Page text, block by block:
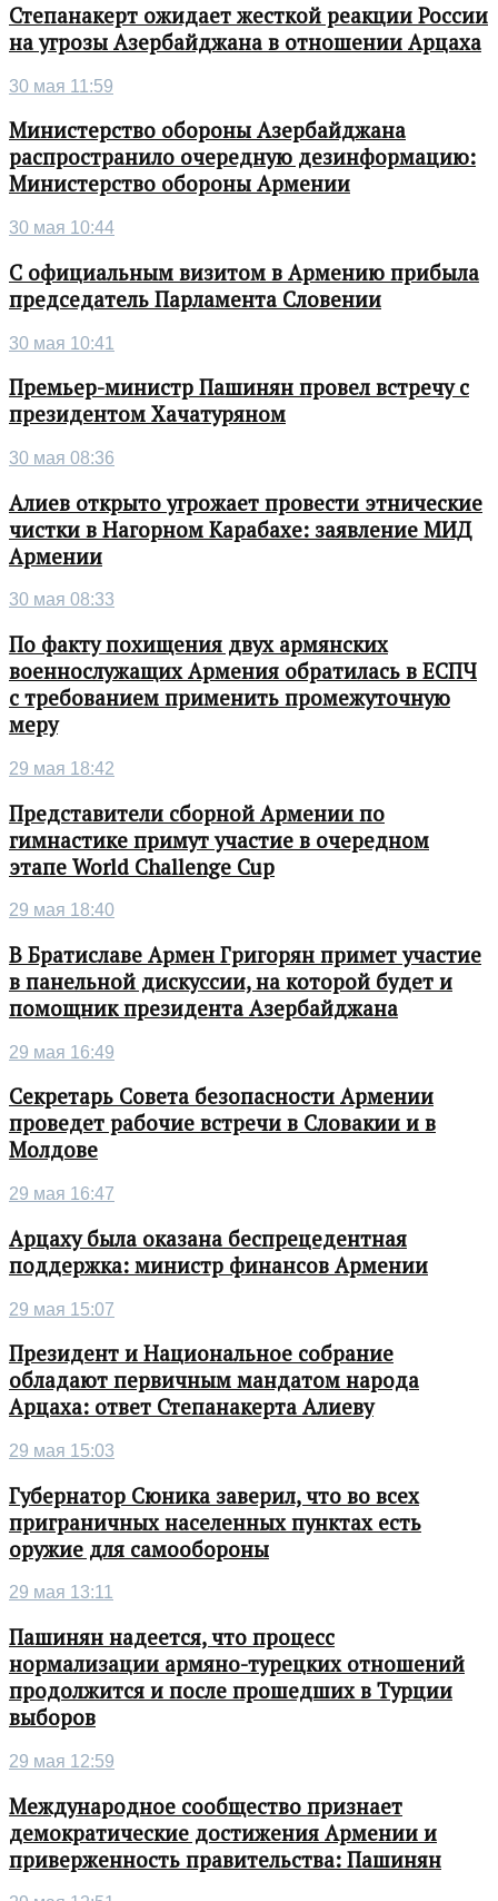
Степанакерт ожидает жесткой реакции России
на угрозы Азербайджана в отношении Арцаха
30 мая 11:59
Министерство обороны Азербайджана
распространило очередную дезинформацию:
Министерство обороны Армении
30 мая 10:44
С официальным визитом в Армению прибыла
председатель Парламента Словении
30 мая 10:41
Премьер-министр Пашинян провел встречу с
президентом Хачатуряном
30 мая 08:36
Алиев открыто угрожает провести этнические
чистки в Нагорном Карабахе: заявление МИД
Армении
30 мая 08:33
По факту похищения двух армянских
военнослужащих Армения обратилась в ЕСПЧ
с требованием применить промежуточную
меру
29 мая 18:42
Представители сборной Армении по
гимнастике примут участие в очередном
этапе World Challenge Cup
29 мая 18:40
В Братиславе Армен Григорян примет участие
в панельной дискуссии, на которой будет и
помощник президента Азербайджана
29 мая 16:49
Секретарь Совета безопасности Армении
проведет рабочие встречи в Словакии и в
Молдове
29 мая 16:47
Арцаху была оказана беспрецедентная
поддержка: министр финансов Армении
29 мая 15:07
Президент и Национальное собрание
обладают первичным мандатом народа
Арцаха: ответ Степанакерта Алиеву
29 мая 15:03
Губернатор Сюника заверил, что во всех
приграничных населенных пунктах есть
оружие для самообороны
29 мая 13:11
Пашинян надеется, что процесс
нормализации армяно-турецких отношений
продолжится и после прошедших в Турции
выборов
29 мая 12:59
Международное сообщество признает
демократические достижения Армении и
приверженность правительства: Пашинян